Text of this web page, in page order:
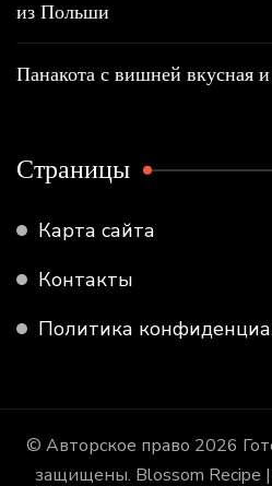
из Польши
Панакота с вишней вкусная
Страницы
Карта сайта
Контакты
Политика
© Авторское право 2026
защищены. Blossom Recipe